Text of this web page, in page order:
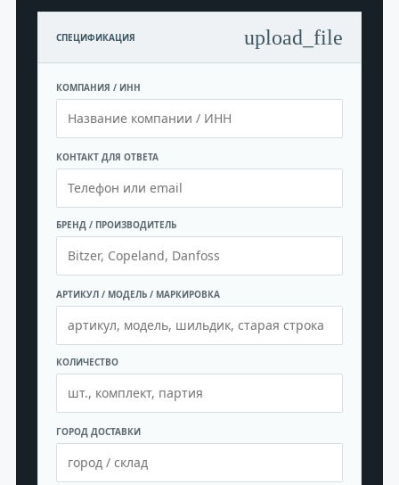
СПЕЦИФИКАЦИЯ upload_file
КОМПАНИЯ / ИНН
КОНТАКТ ДЛЯ ОТВЕТА
БРЕНД / ПРОИЗВОДИТЕЛЬ
АРТИКУЛ / МОДЕЛЬ / МАРКИРОВКА
КОЛИЧЕСТВО
ГОРОД ДОСТАВКИ